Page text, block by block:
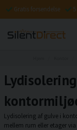
Gratis forsendelse
Lydisolering af gulve i
mellem rum eller etager